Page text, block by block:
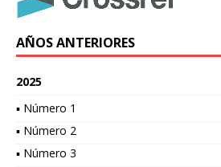
AÑOS ANTERIORES
2025
▪ Número 1
▪ Número 2
▪ Número 3